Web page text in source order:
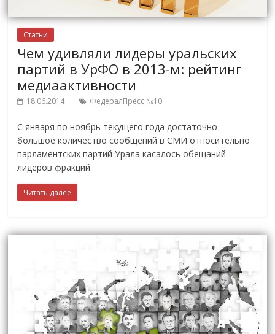
Статьи
Чем удивляли лидеры уральских
партий в УрФО в 2013-м: рейтинг
медиаактивности
18.06.2014 ФедералПресс №10
С января по ноябрь текущего года достаточно
большое количество сообщений в СМИ относительно
парламентских партий Урала касалось обещаний
лидеров фракций
Читать далее